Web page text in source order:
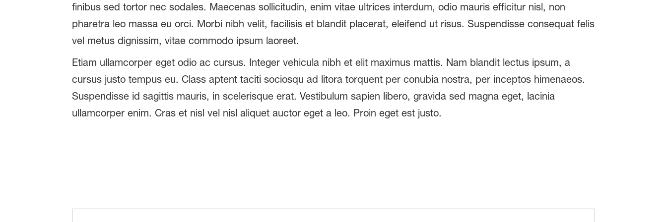
finibus sed tortor nec sodales. Maecenas sollicitudin, enim vitae ultrices interdum, odio mauris efficitur nisl, non
pharetra leo massa eu orci. Morbi nibh velit, facilisis et blandit placerat, eleifend ut risus. Suspendisse consequat felis
vel metus dignissim, vitae commodo ipsum laoreet.
Etiam ullamcorper eget odio ac cursus. Integer vehicula nibh et elit maximus mattis. Nam blandit lectus ipsum, a
cursus justo tempus eu. Class aptent taciti sociosqu ad litora torquent per conubia nostra, per inceptos himenaeos.
Suspendisse id sagittis mauris, in scelerisque erat. Vestibulum sapien libero, gravida sed magna eget, lacinia
ullamcorper enim. Cras et nisl vel nisl aliquet auctor eget a leo. Proin eget est justo.